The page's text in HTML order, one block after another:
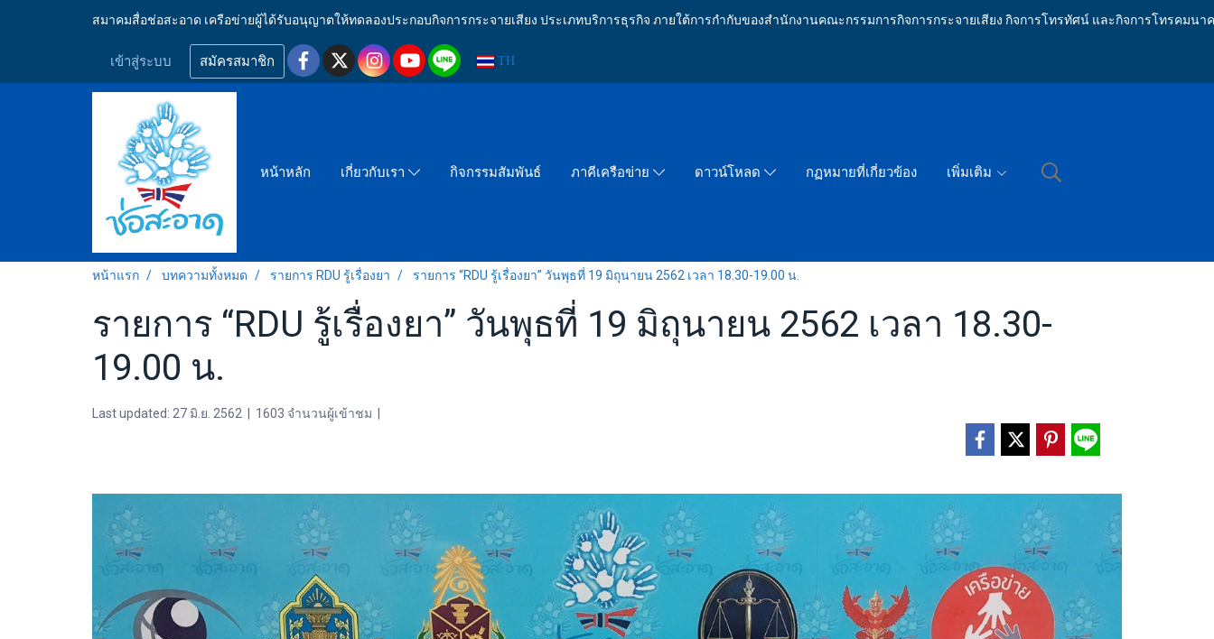
สมาคมสื่อช่อสะอาด เครือข่ายผู้ได้รับอนุญาตให้ทดลองประกอบกิจการกระจายเสียง ประเภทบริการธุรกิจ ภายใต้การกำกับของสำนักงานคณะกรรมการกิจการกระจายเสียง กิจการโทรทัศน์ และกิจการโทรคมนา
เข้าสู่ระบบ สมัครสมาชิก TH
หน้าหลัก เกี่ยวกับเรา กิจกรรมสัมพันธ์ ภาคีเครือข่าย ดาวน์โหลด กฏหมายที่เกี่ยวข้อง เพิ่มเติม
หน้าแรก บทความทั้งหมด รายการ RDU รู้เรื่องยา รายการ “RDU รู้เรื่องยา” วันพุธที่ 19 มิถุนายน 2562 เวลา 18.30-19.00 น.
รายการ “RDU รู้เรื่องยา” วันพุธที่ 19 มิถุนายน 2562 เวลา 18.30-
19.00 น.
Last updated: 27 มิ.ย. 2562 1603 จำนวนผู้เข้าชม